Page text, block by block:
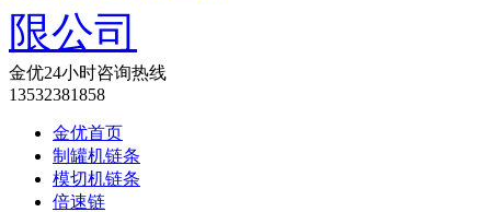
金优24小时咨询热线
13532381858
金优首页
制罐机链条
模切机链条
倍速链